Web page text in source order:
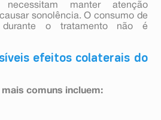
manter atenção
sonolência. O consumo de
durante o tratamento não é
efeitos colaterais do
comuns incluem: